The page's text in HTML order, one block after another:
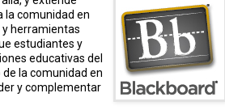
la comunidad en
herramientas
estudiantes y
educativas del
la comunidad en
y complementar